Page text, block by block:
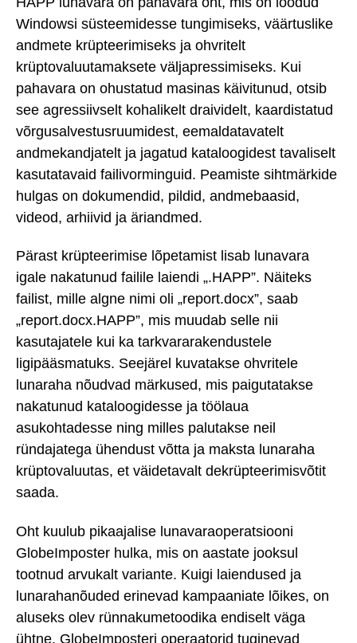
Windowsi süsteemidesse tungimiseks, väärtuslike
andmete krüpteerimiseks ja ohvritelt
krüptovaluutamaksete väljapressimiseks. Kui
pahavara on ohustatud masinas käivitunud, otsib
see agressiivselt kohalikelt draividelt, kaardistatud
võrgusalvestusruumidest, eemaldatavatelt
andmekandjatelt ja jagatud kataloogidest tavaliselt
kasutatavaid failivorminguid. Peamiste sihtmärkide
hulgas on dokumendid, pildid, andmebaasid,
videod, arhiivid ja äriandmed.
Pärast krüpteerimise lõpetamist lisab lunavara
igale nakatunud failile laiendi „.HAPP”. Näiteks
failist, mille algne nimi oli „report.docx”, saab
„report.docx.HAPP”, mis muudab selle nii
kasutajatele kui ka tarkvararakendustele
ligipääsmatuks. Seejärel kuvatakse ohvritele
lunaraha nõudvad märkused, mis paigutatakse
nakatunud kataloogidesse ja töölaua
asukohtadesse ning milles palutakse neil
ründajatega ühendust võtta ja maksta lunaraha
krüptovaluutas, et väidetavalt dekrüpteerimisvõtit
saada.
Oht kuulub pikaajalise lunavaraoperatsiooni
GlobeImposter hulka, mis on aastate jooksul
tootnud arvukalt variante. Kuigi laiendused ja
lunarahanõuded erinevad kampaaniate lõikes, on
aluseks olev rünnakumetoodika endiselt väga
ühtne. GlobeImposteri operaatorid tuginevad